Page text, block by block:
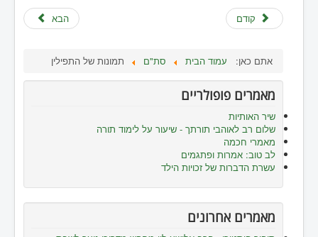
קודם הבא
אתם כאן: עמוד הבית סת"ם תמונות של התפילין
מאמרים פופולריים
שיר האותיות
שלום רב לאוהבי תורתך - שיעור על לימוד תורה
מאמרי חכמה
לב טוב: אמרות ופתגמים
עשרת הדברות של זכויות הילד
מאמרים אחרונים